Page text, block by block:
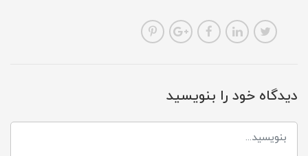
دیدگاه خود را بنویسید